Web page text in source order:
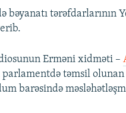
bəyanatı
Erməni xidməti –
parlamentdə təmsil
barəsində